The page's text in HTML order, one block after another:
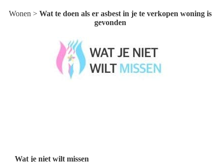
Wonen > Wat te doen als er asbest in je te verkopen woning is
gevonden
Wat je niet wilt missen